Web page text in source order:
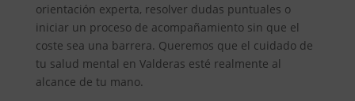
orientación experta, resolver dudas puntuales o
iniciar un proceso de acompañamiento sin que el
coste sea una barrera. Queremos que el cuidado de
tu salud mental en Valderas esté realmente al
alcance de tu mano.